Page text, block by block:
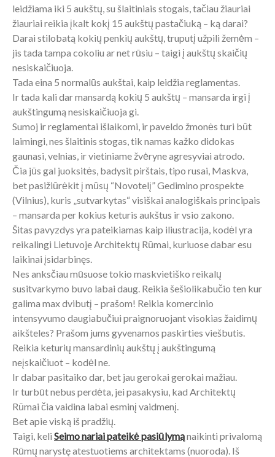
leidžiama iki 5 aukštų, su šlaitiniais stogais, tačiau žiauriai
žiauriai reikia įkalt kokį 15 aukštų pastačiuką – ką darai?
Darai stilobatą kokių penkių aukštų, truputį užpili žemėm –
jis tada tampa cokoliu ar net rūsiu – taigi į aukštų skaičių
nesiskaičiuoja.
Tada eina 5 normalūs aukštai, kaip leidžia reglamentas.
Ir tada kali dar mansardą kokių 5 aukštų – mansarda irgi į
aukštingumą nesiskaičiuoja gi.
Sumoj ir reglamentai išlaikomi, ir paveldo žmonės turi būt
laimingi, nes šlaitinis stogas, tik namas kažko didokas
gaunasi, velnias, ir vietiniame žvėryne agresyviai atrodo.
Čia jūs gal juoksitės, badysit pirštais, tipo rusai, Maskva,
bet pasižiūrėkit į mūsų “Novotelį” Gedimino prospekte
(Vilnius), kuris „sutvarkytas“ visiškai analogiškais principais
– mansarda per kokius keturis aukštus ir vsio zakono.
Šitas pavyzdys yra pateikiamas kaip iliustracija, kodėl yra
reikalingi Lietuvoje Architektų Rūmai, kuriuose dabar esu
laikinai įsidarbinęs.
Nes anksčiau mūsuose tokio maskvietiško reikalų
susitvarkymo buvo labai daug. Reikia šešiolikabučio ten kur
galima max dvibutį – prašom! Reikia komercinio
intensyvumo daugiabučiui praignoruojant visokias žaidimų
aikšteles? Prašom jums gyvenamos paskirties viešbutis.
Reikia keturių mansardinių aukštų į aukštingumą
neįskaičiuot – kodėl ne.
Ir dabar pasitaiko dar, bet jau gerokai gerokai mažiau.
Ir turbūt nebus perdėta, jei pasakysiu, kad Architektų
Rūmai čia vaidina labai esminį vaidmenį.
Bet apie viską iš pradžių.
Taigi, keli Seimo nariai pateikė pasiūlymąnaikinti privalomą
Rūmų narystę atestuotiems architektams (nuoroda). Iš